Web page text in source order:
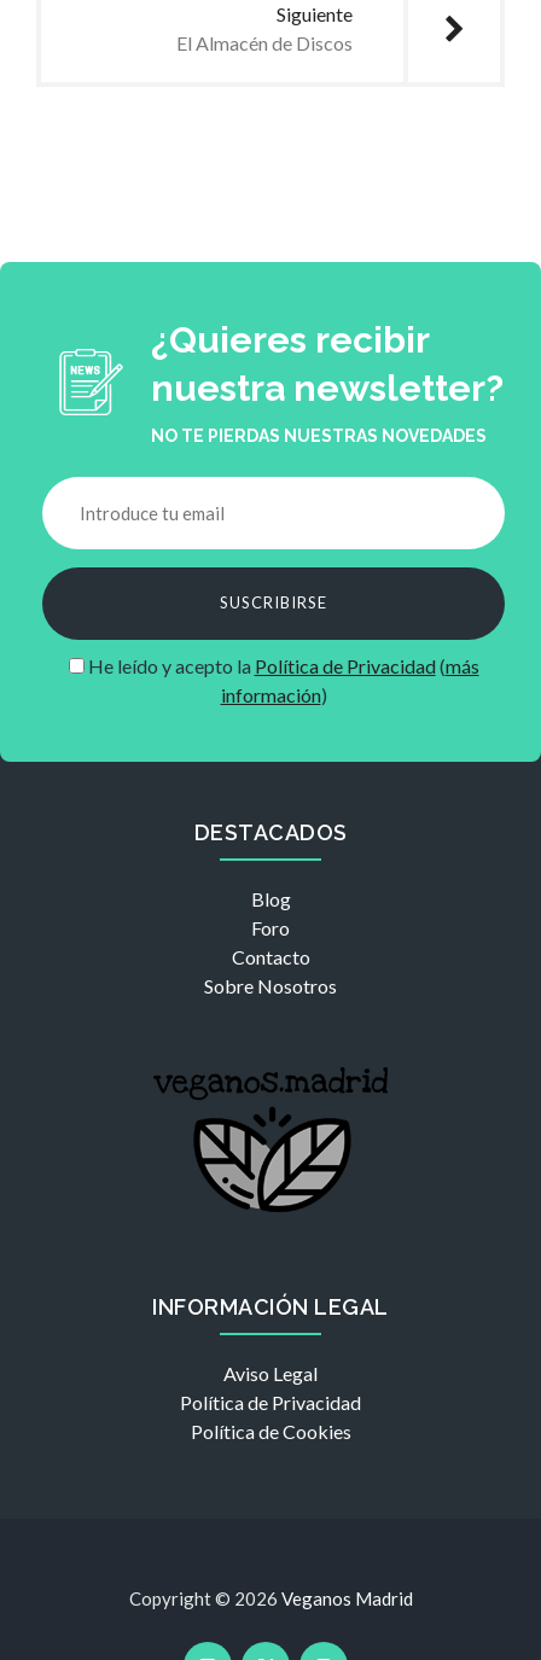
Siguiente
El Almacén de Discos
¿Quieres recibir
nuestra newsletter?
NO TE PIERDAS NUESTRAS NOVEDADES
SUSCRIBIRSE
He leído y acepto la Política de Privacidad(más
información)
DESTACADOS
Blog
Foro
Contacto
Sobre Nosotros
INFORMACIÓN LEGAL
Aviso Legal
Política de Privacidad
Política de Cookies
Copyright © 2026 Veganos Madrid